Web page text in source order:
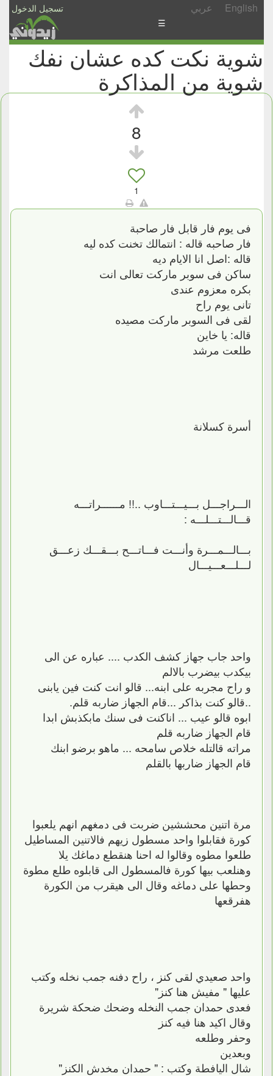
تسجيل الدخول عربي English
الأخبار
والمشاركات
☰
شوية نكت كده عشان نفك
شوية من المذاكرة
8
1
فى يوم فار قابل فار صاحبة
فار صاحبه قاله : انتمالك تخنت كده ليه
قاله :اصل انا الايام ديه
ساكن فى سوبر ماركت تعالى انت
بكره معزوم عندى
تانى يوم راح
لقى فى السوبر ماركت مصيده
قاله: يا خاين
طلعت مرشد
أسرة كسلانة
الـــراجـــل بـــيـــتـــاوب ..!! مــــــراتـــه
قـــالـــتـــلـــه :
بـــالـــمـــرة وأنـــت فـــاتـــح بـــقـــك زعـــق
لـــلـــعـــيـــال
واحد جاب جهاز كشف الكدب .... عباره عن الى
بيكدب بيضرب بالالم
و راح مجربه على ابنه... قالو انت كنت فين يابنى
..قالو كنت بذاكر ...قام الجهاز ضاربه قلم.
ابوه قالو عيب ... اناكنت فى سنك مابكذبش ابدا
قام الجهاز ضاربه قلم
مراته قالتله خلاص سامحه ... ماهو برضو ابنك
قام الجهاز ضاربها بالقلم
مرة اتنين محششين ضربت فى دمغهم انهم يلعبوا
كورة فقابلوا واحد مسطول زيهم فالاتنين المساطيل
طلعوا مطوه وقالوا له احنا هنقطع دماغك يلا
وهنلعب بيها كورة فالمسطول الى قابلوه طلع مطوة
وحطها على دماغه وقال الى هيقرب من الكورة
هفرقعها
واحد صعيدي لقى كنز ، راح دفنه جمب نخله وكتب
عليها " مفيش هنا كنز"
فعدى حمدان جمب النخله وضحك ضحكة شريرة
وقال اكيد هنا فيه كنز
وحفر وطلعه
وبعدين
شال اليافطة وكتب : " حمدان مخدش الكنز"